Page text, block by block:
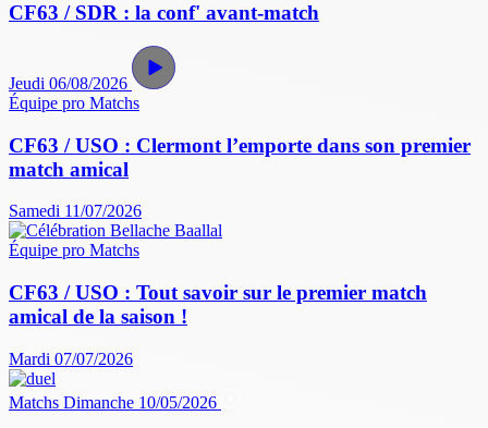
CF63 / SDR : la conf' avant-match
Jeudi 06/08/2026
Équipe pro Matchs
CF63 / USO : Clermont l’emporte dans son premier
match amical
Samedi 11/07/2026
Équipe pro Matchs
CF63 / USO : Tout savoir sur le premier match
amical de la saison !
Mardi 07/07/2026
Matchs Dimanche 10/05/2026